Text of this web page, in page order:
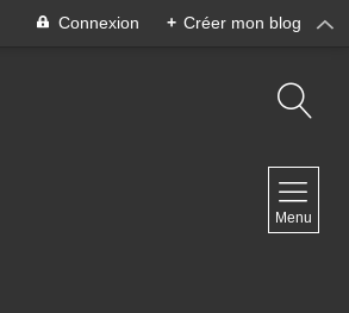
Connexion + Créer mon blog
Menu